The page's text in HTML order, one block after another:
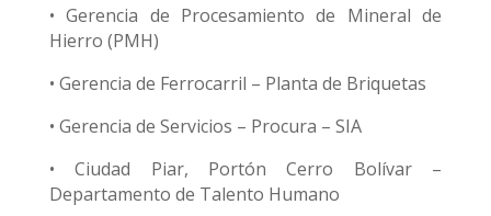
• Gerencia de Procesamiento de Mineral de
Hierro (PMH)
• Gerencia de Ferrocarril – Planta de Briquetas
• Gerencia de Servicios – Procura – SIA
• Ciudad Piar, Portón Cerro Bolívar –
Departamento de Talento Humano